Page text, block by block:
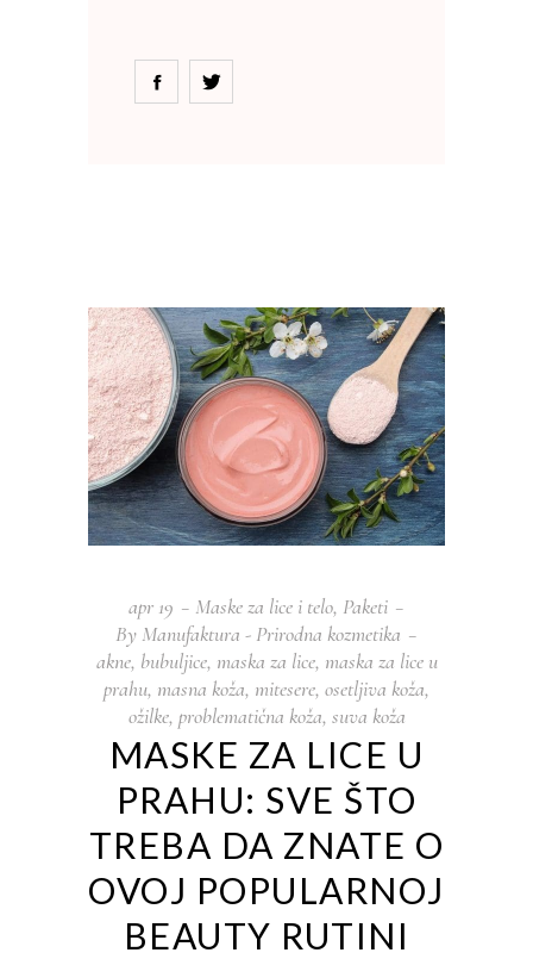
apr 19 Maske za lice i telo, Paketi
By Manufaktura - Prirodna kozmetika
akne, bubuljice, maska za lice, maska za lice u
prahu, masna koža, mitesere, osetljiva koža,
ožilke, problematična koža, suva koža
MASKE ZA LICE U
PRAHU: SVE ŠTO
TREBA DA ZNATE O
OVOJ POPULARNOJ
BEAUTY RUTINI